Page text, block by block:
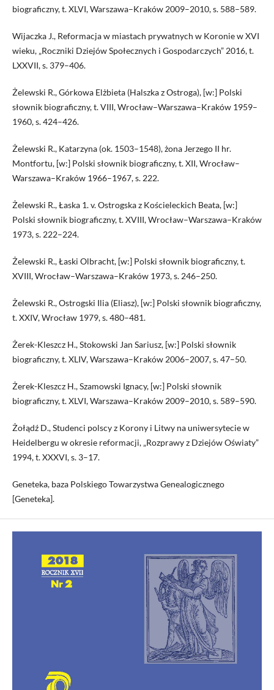
biograficzny, t. XLVI, Warszawa–Kraków 2009–2010, s. 588–589.
Wijaczka J., Reformacja w miastach prywatnych w Koronie w XVI
wieku, „Roczniki Dziejów Społecznych i Gospodarczych” 2016, t.
LXXVII, s. 379–406.
Żelewski R., Górkowa Elżbieta (Halszka z Ostroga), [w:] Polski
słownik biograficzny, t. VIII, Wrocław–Warszawa–Kraków 1959–
1960, s. 424–426.
Żelewski R., Katarzyna (ok. 1503–1548), żona Jerzego II hr.
Montfortu, [w:] Polski słownik biograficzny, t. XII, Wrocław–
Warszawa–Kraków 1966–1967, s. 222.
Żelewski R., Łaska 1. v. Ostrogska z Kościeleckich Beata, [w:]
Polski słownik biograficzny, t. XVIII, Wrocław–Warszawa–Kraków
1973, s. 222–224.
Żelewski R., Łaski Olbracht, [w:] Polski słownik biograficzny, t.
XVIII, Wrocław–Warszawa–Kraków 1973, s. 246–250.
Żelewski R., Ostrogski Ilia (Eliasz), [w:] Polski słownik biograficzny,
t. XXIV, Wrocław 1979, s. 480–481.
Żerek-Kleszcz H., Stokowski Jan Sariusz, [w:] Polski słownik
biograficzny, t. XLIV, Warszawa–Kraków 2006–2007, s. 47–50.
Żerek-Kleszcz H., Szamowski Ignacy, [w:] Polski słownik
biograficzny, t. XLVI, Warszawa–Kraków 2009–2010, s. 589–590.
Żołądź D., Studenci polscy z Korony i Litwy na uniwersytecie w
Heidelbergu w okresie reformacji, „Rozprawy z Dziejów Oświaty”
1994, t. XXXVI, s. 3–17.
Geneteka, baza Polskiego Towarzystwa Genealogicznego
[Geneteka].